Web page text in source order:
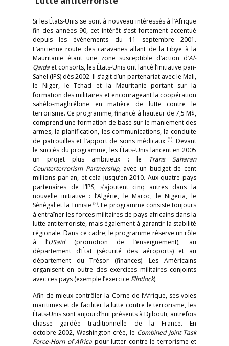
Si les États-Unis se sont à nouveau intéressés à l’Afrique
fin des années 90, cet intérêt s’est fortement accentué
depuis les événements du 11 septembre 2001.
L’ancienne route des caravanes allant de la Libye à la
Mauritanie étant une zone susceptible d’action d’Al-
Qaïda et consorts, les États-Unis ont lancé l’initiative pan-
Sahel (IPS) dès 2002. Il s’agit d’un partenariat avec le Mali,
le Niger, le Tchad et la Mauritanie portant sur la
formation des militaires et encourageant la coopération
sahélo-maghrébine en matière de lutte contre le
terrorisme. Ce programme, financé à hauteur de 7,5 M$,
comprend une formation de base sur le maniement des
armes, la planification, les communications, la conduite
de patrouilles et l’apport de soins médicaux (1). Devant
le succès du programme, les États-Unis lancent en 2005
un projet plus ambitieux : le
Trans Saharan
Counterterrorism Partnership, avec un budget de cent
millions par an, et cela jusqu’en 2010. Aux quatre pays
partenaires de l’IPS, s’ajoutent cinq autres dans la
nouvelle initiative : l’Algérie, le Maroc, le Nigeria, le
Sénégal et la Tunisie (2). Le programme consiste toujours
à entraîner les forces militaires de pays africains dans la
lutte antiterroriste, mais également à garantir la stabilité
régionale. Dans ce cadre, le programme réserve un rôle
à l’USaid(promotion de l’enseignement), au
département d’État (sécurité des aéroports) et au
département du Trésor (finances). Les Américains
organisent en outre des exercices militaires conjoints
avec ces pays (exemple l’exercice Flintlock).
Afin de mieux contrôler la Corne de l’Afrique, ses voies
maritimes et de faciliter la lutte contre le terrorisme, les
États-Unis sont aujourd’hui présents à Djibouti, autrefois
chasse gardée traditionnelle de la France. En
octobre 2002, Washington crée, le Combined Joint Task
Force-Horn of Africa pour lutter contre le terrorisme et